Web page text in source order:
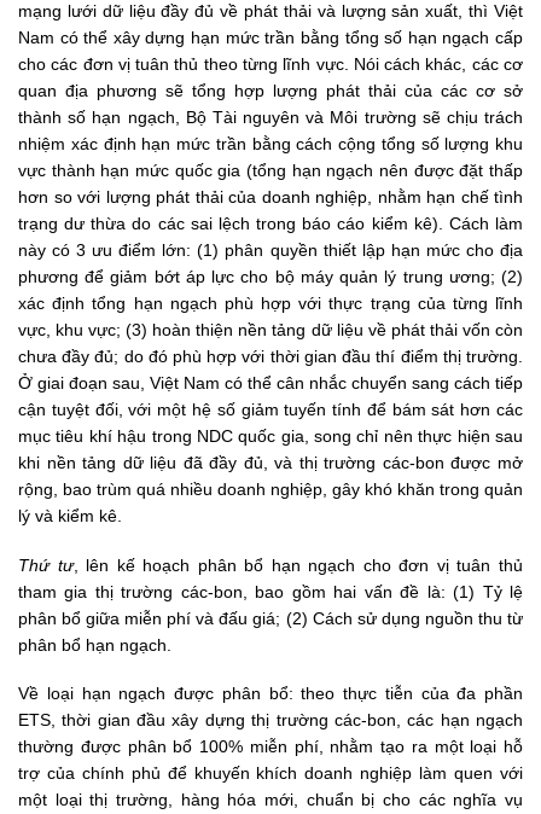
mạng lưới dữ liệu đầy đủ về phát thải và lượng sản xuất, thì Việt
Nam có thể xây dựng hạn mức trần bằng tổng số hạn ngạch cấp
cho các đơn vị tuân thủ theo từng lĩnh vực. Nói cách khác, các cơ
quan địa phương sẽ tổng hợp lượng phát thải của các cơ sở
thành số hạn ngạch, Bộ Tài nguyên và Môi trường sẽ chịu trách
nhiệm xác định hạn mức trần bằng cách cộng tổng số lượng khu
vực thành hạn mức quốc gia (tổng hạn ngạch nên được đặt thấp
hơn so với lượng phát thải của doanh nghiệp, nhằm hạn chế tình
trạng dư thừa do các sai lệch trong báo cáo kiểm kê). Cách làm
này có 3 ưu điểm lớn: (1) phân quyền thiết lập hạn mức cho địa
phương để giảm bớt áp lực cho bộ máy quản lý trung ương; (2)
xác định tổng hạn ngạch phù hợp với thực trạng của từng lĩnh
vực, khu vực; (3) hoàn thiện nền tảng dữ liệu về phát thải vốn còn
chưa đầy đủ; do đó phù hợp với thời gian đầu thí điểm thị trường.
Ở giai đoạn sau, Việt Nam có thể cân nhắc chuyển sang cách tiếp
cận tuyệt đối, với một hệ số giảm tuyến tính để bám sát hơn các
mục tiêu khí hậu trong NDC quốc gia, song chỉ nên thực hiện sau
khi nền tảng dữ liệu đã đầy đủ, và thị trường các-bon được mở
rộng, bao trùm quá nhiều doanh nghiệp, gây khó khăn trong quản
lý và kiểm kê.
Thứ tư, lên kế hoạch phân bổ hạn ngạch cho đơn vị tuân thủ
tham gia thị trường các-bon, bao gồm hai vấn đề là: (1) Tỷ lệ
phân bổ giữa miễn phí và đấu giá; (2) Cách sử dụng nguồn thu từ
phân bổ hạn ngạch.
Về loại hạn ngạch được phân bổ: theo thực tiễn của đa phần
ETS, thời gian đầu xây dựng thị trường các-bon, các hạn ngạch
thường được phân bổ 100% miễn phí, nhằm tạo ra một loại hỗ
trợ của chính phủ để khuyến khích doanh nghiệp làm quen với
một loại thị trường, hàng hóa mới, chuẩn bị cho các nghĩa vụ